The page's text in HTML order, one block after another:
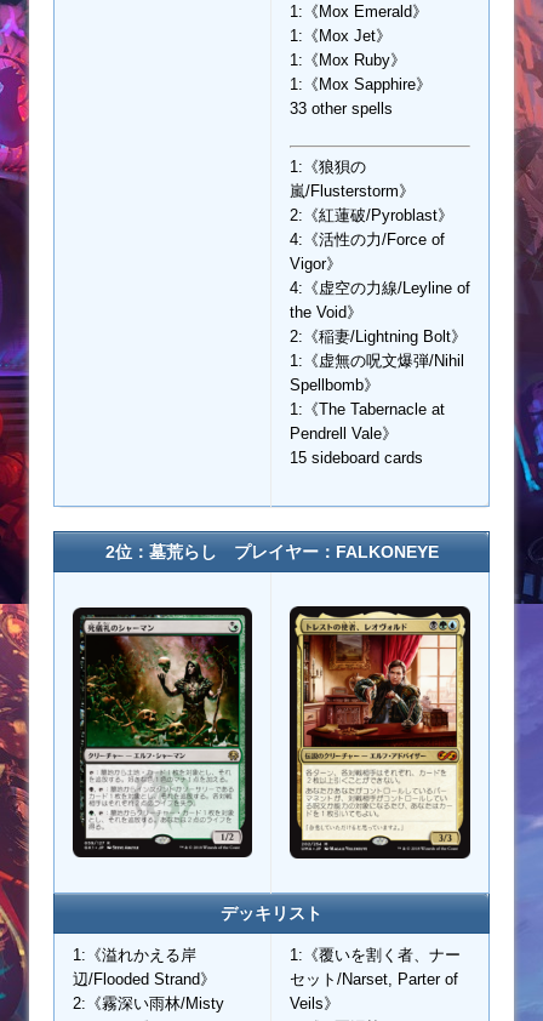
1:《Mox Emerald》
1:《Mox Jet》
1:《Mox Ruby》
1:《Mox Sapphire》
33 other spells
1:《狼狽の
嵐/Flusterstorm》
2:《紅蓮破/Pyroblast》
4:《活性の力/Force of
Vigor》
4:《虚空の力線/Leyline of
the Void》
2:《稲妻/Lightning Bolt》
1:《虚無の呪文爆弾/Nihil
Spellbomb》
1:《The Tabernacle at
Pendrell Vale》
15 sideboard cards
2位：墓荒らし プレイヤー：FALKONEYE
デッキリスト
1:《溢れかえる岸
辺/Flooded Strand》
2:《霧深い雨林/Misty
1:《覆いを割く者、ナー
セット/Narset, Parter of
Veils》